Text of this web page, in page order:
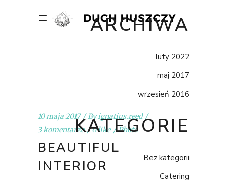
ARCHIWA
luty 2022
maj 2017
wrzesień 2016
KATEGORIE
Bez kategorii
Catering
10 maja 2017 Byignatius.reed
3 komentarze
0 like Photo
BEAUTIFUL
INTERIOR